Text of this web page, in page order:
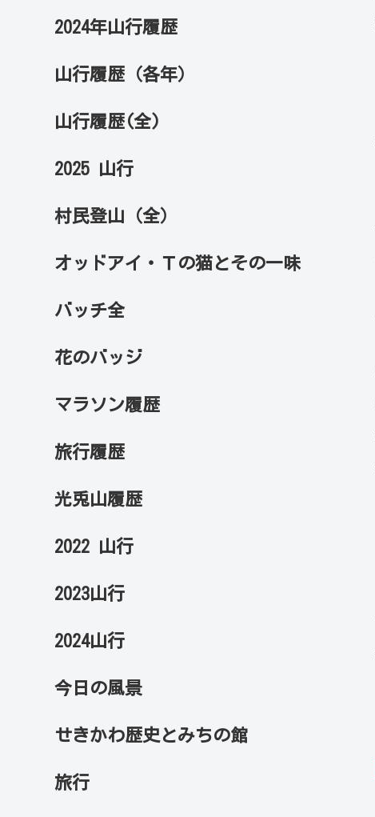
2024年山行履歴
山行履歴（各年）
山行履歴(全)
2025 山行
村民登山（全）
オッドアイ・Ｔの猫とその一味
バッチ全
花のバッジ
マラソン履歴
旅行履歴
光兎山履歴
2022 山行
2023山行
2024山行
今日の風景
せきかわ歴史とみちの館
旅行